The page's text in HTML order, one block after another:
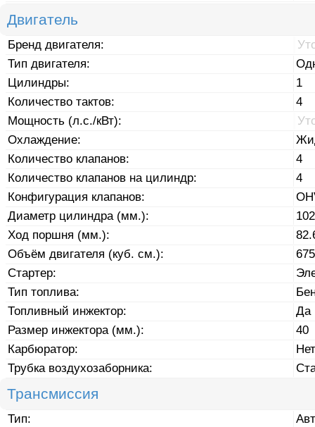
Двигатель
Бренд двигателя:
Тип двигателя:
Цилиндры:
1
Количество тактов:
4
Мощность (л.с./кВт):
Охлаждение:
Количество клапанов:
4
Количество клапанов на цилиндр:
4
Конфигурация клапанов:
Диаметр цилиндра (мм.):
102
Ход поршня (мм.):
Объём двигателя (куб. см.):
675
Стартер:
Тип топлива:
Топливный инжектор:
Да
Размер инжектора (мм.):
40
Карбюратор:
Нет
Трубка воздухозаборника:
Трансмиссия
Тип: